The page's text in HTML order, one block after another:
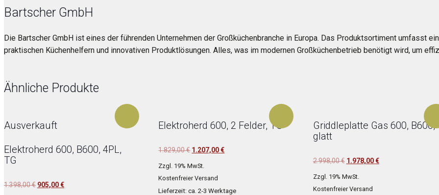
Bartscher GmbH
Die Bartscher GmbH ist eines der führenden Unternehmen der Großküchenbranche in Europa. Das Produktsortiment umfasst
praktischen Küchenhelfern und innovativen Produktlösungen. Alles, was im modernen Großküchenbetrieb benötigt wird, um
Ähnliche Produkte
Ausverkauft
Elektroherd 600, B600, 4PL,
TG
1.398,00€ Ursprünglicher
905,00€Aktueller
Elektroherd 600, 2 Felder, TG
1.829,00€ Ursprünglicher
1.207,00€Aktueller
Zzgl. 19% MwSt.
Kostenfreier Versand
Lieferzeit: ca. 2-3 Werktage
Griddleplatte Gas 600, B600,
glatt
2.998,00€ Ursprünglicher
1.978,00€Aktueller
Zzgl. 19% MwSt.
Kostenfreier Versand